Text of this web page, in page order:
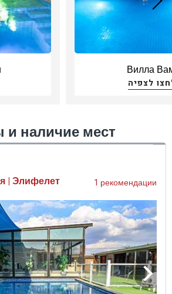
Вилла
наличие мест
| Элифелет 1 рекомендации